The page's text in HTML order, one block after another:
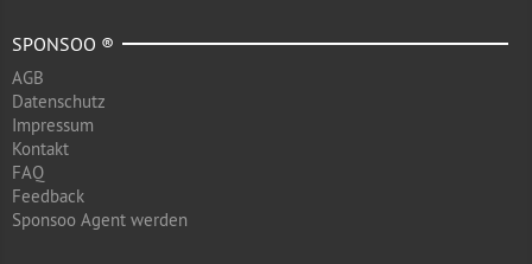
SPONSOO ®
AGB
Datenschutz
Impressum
Kontakt
FAQ
Feedback
Sponsoo Agent werden